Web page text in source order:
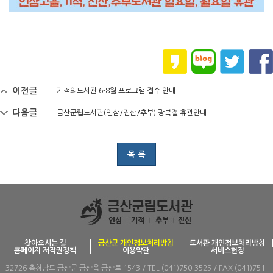
이전글 기적의도서관 6-8월 프로그램 접수 안내
다음글 금산군립도서관(인삼/진산/추부) 광복절 휴관안내
목 록
찾아오시는 길 금산군 개인정보처리방침
도서관 개인정보처리방침
홈페이지 저작권정책
이용약관 서비스헌장
32726 충청남도 금산군 금산읍 금산로 1543 / TEL (041)750-3525 / FAX (041)751-